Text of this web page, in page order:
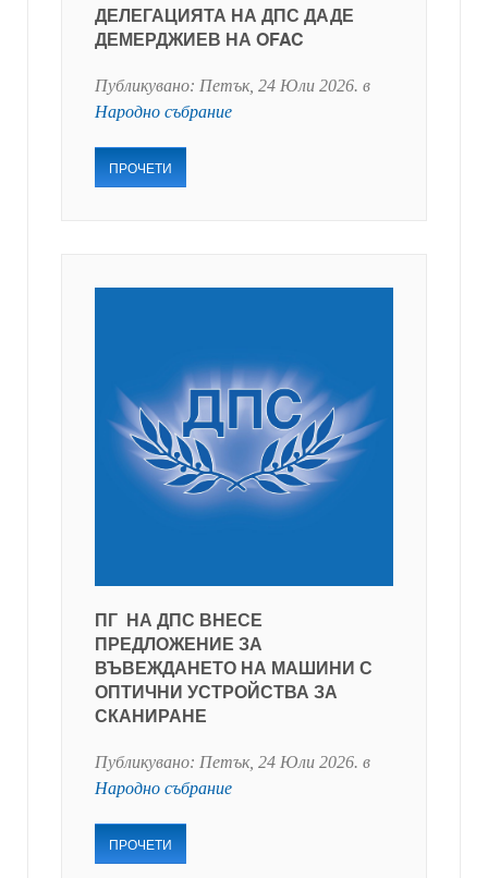
ДЕЛЕГАЦИЯТА НА ДПС ДАДЕ
ДЕМЕРДЖИЕВ НА OFAC
Публикувано: Петък, 24 Юли 2026. в
Народно събрание
ПРОЧЕТИ
ПГ НА ДПС ВНЕСЕ
ПРЕДЛОЖЕНИЕ ЗА
ВЪВЕЖДАНЕТО НА МАШИНИ С
ОПТИЧНИ УСТРОЙСТВА ЗА
СКАНИРАНЕ
Публикувано: Петък, 24 Юли 2026. в
Народно събрание
ПРОЧЕТИ